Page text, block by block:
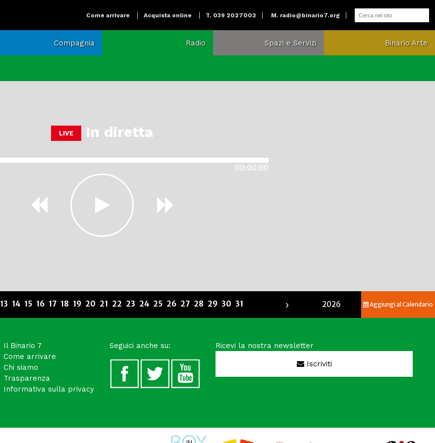
Come arrivare Acquista online T. 039 2027002 M. radio@binario7.org
Compagnia Radio Spazi e Servizi Binario Arte
LIVE In diretta
00:00:00
13 14 15 16 17 18 19 20 21 22 23 24 25 26 27 28 29 30 31 › 2026 Aggiungi al Calendario
Il Binario 7
Come arrivare
Chi siamo
Trasparenza
Informativa sulla privacy
Seguici anche su: Ricevi la nostra newsletter
Iscriviti